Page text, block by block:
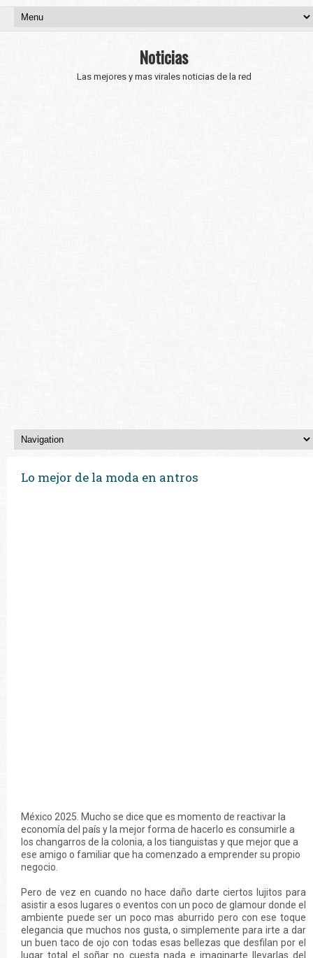
Noticias
Las mejores y mas virales noticias de la red
Lo mejor de la moda en antros
México 2025. Mucho se dice que es momento de reactivar la
economía del país y la mejor forma de hacerlo es consumirle a
los changarros de la colonia, a los tianguistas y que mejor que a
ese amigo o familiar que ha comenzado a emprender su propio
negocio.
Pero de vez en cuando no hace daño darte ciertos lujitos para
asistir a esos lugares o eventos con un poco de glamour donde el
ambiente puede ser un poco mas aburrido pero con ese toque
elegancia que muchos nos gusta, o simplemente para irte a dar
un buen taco de ojo con todas esas bellezas que desfilan por el
lugar total el soñar no cuesta nada e imaginarte llevarlas del